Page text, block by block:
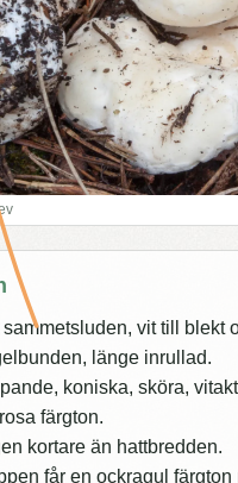
vit till blekt
länge inrullad.
koniska, sköra,
färgton.
kortare än hattbredden.
får en ockragul färgton